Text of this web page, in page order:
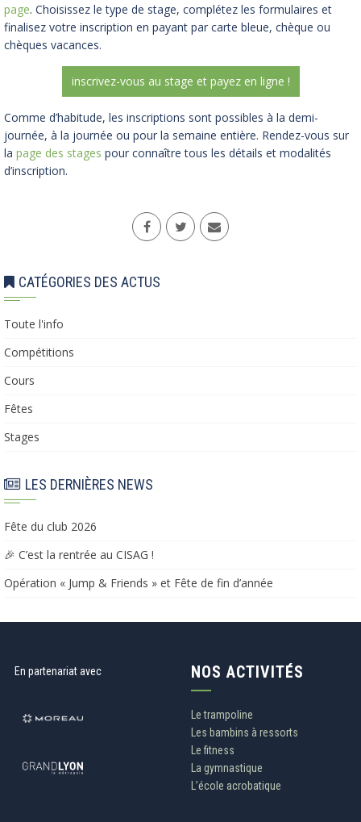
page. Choisissez le type de stage, complétez les formulaires et
finalisez votre inscription en payant par carte bleue, chèque ou
chèques vacances.
inscrivez-vous au stage et payez en ligne !
Comme d’habitude, les inscriptions sont possibles à la demi-
journée, à la journée ou pour la semaine entière. Rendez-vous sur
la page des stages pour connaître tous les détails et modalités
d’inscription.
CATÉGORIES DES ACTUS
Toute l'info
Compétitions
Cours
Fêtes
Stages
LES DERNIÈRES NEWS
Fête du club 2026
🎉 C’est la rentrée au CISAG !
Opération « Jump & Friends » et Fête de fin d’année​​
En partenariat avec NOS ACTIVITÉS
Le trampoline
Les bambins à ressorts
Le fitness
La gymnastique
L’école acrobatique